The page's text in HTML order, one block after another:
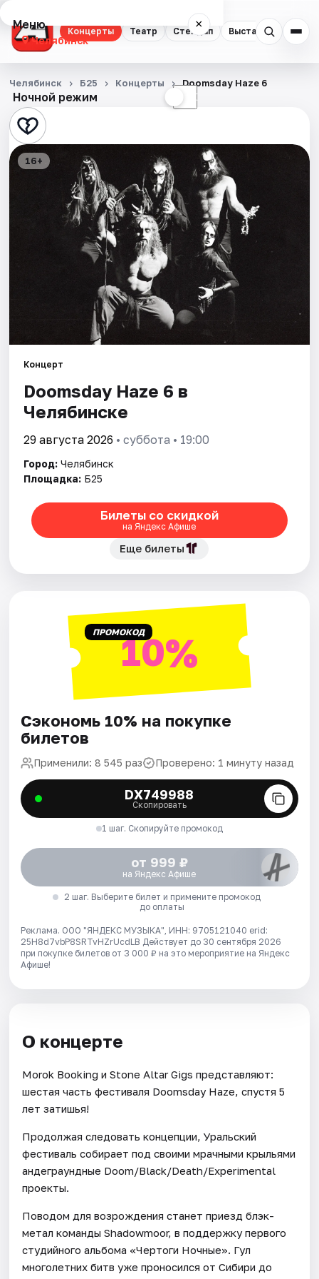
Концерты Театр Стендап Выставки
Меню ×
Челябинск
Концерты
Театр
Стендап
Площадки
Артисты
Ночной режим ☾
Челябинск Б25 Концерты Doomsday Haze 6
16+
Концерт
Doomsday Haze 6 в
Челябинске
29 августа 2026 • суббота • 19:00
Город: Челябинск
Площадка: Б25
Билеты со скидкой
на Яндекс Афише
Еще билеты
ПРОМОКОД10%
Сэкономь 10% на покупке
билетов
Применили: 8 545 раз Проверено: 1 минуту назад
DX749988
Скопировать
1 шаг. Скопируйте промокод
от 999 ₽
на Яндекс Афише
2 шаг. Выберите билет и примените промокод
до оплаты
Реклама. ООО "ЯНДЕКС МУЗЫКА", ИНН: 9705121040 erid:
25H8d7vbP8SRTvHZrUcdLB Действует до 30 сентября 2026
при покупке билетов от 3 000 ₽ на это мероприятие на Яндекс
Афише!
О концерте
Morok Booking и Stone Altar Gigs представляют:
шестая часть фестиваля Doomsday Haze, спустя 5
лет затишья!
Продолжая следовать концепции, Уральский
фестиваль собирает под своими мрачными крыльями
андеграундные Doom/Black/Death/Experimental
проекты.
Поводом для возрождения станет приезд блэк-
метал команды Shadowmoor, в поддержку первого
студийного альбома «Чертоги Ночные». Гул
многолетних битв уже проносился от Сибири до